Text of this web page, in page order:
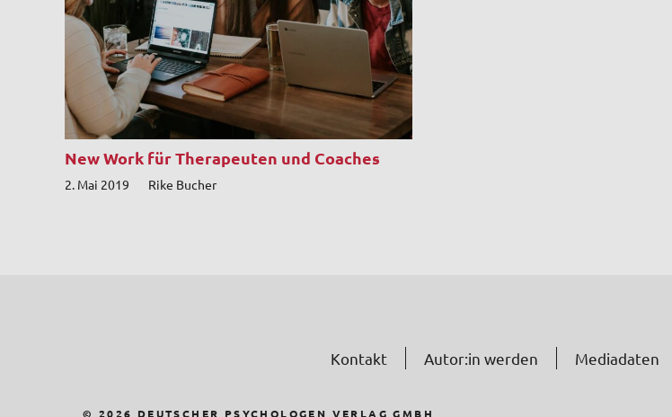
New Work für Therapeuten und Coaches
2. Mai 2019 Rike Bucher
Kontakt Autor:in werden Mediadaten
© 2026 DEUTSCHER PSYCHOLOGEN VERLAG GMBH